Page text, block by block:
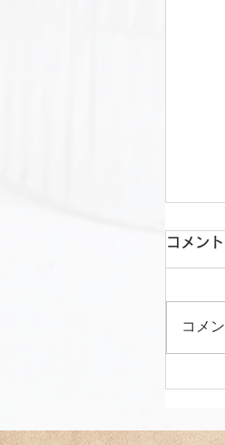
コメント
コメ